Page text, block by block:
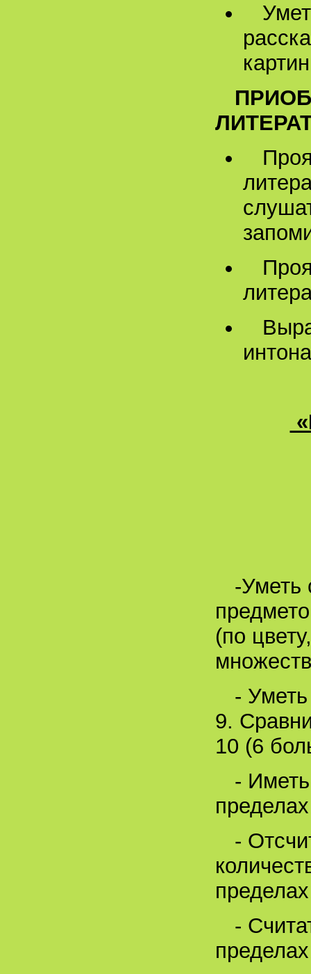
-Уметь
(по
-
9.
10 (6
-
-
-